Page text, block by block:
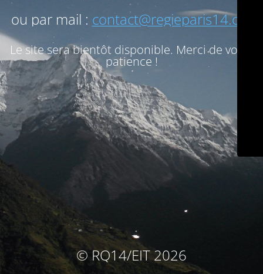
ou par mail : contact@regieparis14.org
Le site sera bientôt disponible. Merci de votre
patience !
© RQ14/EIT 2026